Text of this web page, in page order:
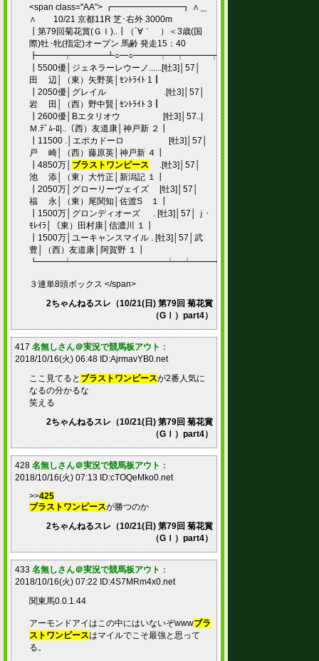
<span class="AA"> ┏━━━━━━━━┓ ∧＿
∧ 10/21 京都11R 芝･右外 3000m
┃第79回菊花賞(ＧＩ)..┃（´∀｀ ）＜3歳(国
際)牡･牝(指定)オープン 馬齢 発走15：40
┣━━━┯━━━━┻○━○━━━┯━┯━━━┯━━━━━┯━━━━┓
┃5500優│ジェネラーレウーノ......[牡3]│57│
田 辺│（東）矢野英│ｾﾝﾄﾗｲﾄ 1┃
┃2050優│グレイル .[牡3]│57│
岩 田│（西）野中賢│ｾﾝﾄﾗｲﾄ 3┃
┃2600優│Bエタリオウ [牡3]│57..|
Ｍ.ﾃﾞﾑ-ﾛ|..（西）友道康│神戸新 ２┃
┃11500 .│エポカドーロ [牡3]│57│
戸 崎│（西）藤原英│神戸新 ４┃
┃4850万│ ブラストワンピース .[牡3]│57│
池 添│（東）大竹正│新潟記 １┃
┃2050万│グローリーヴェイズ [牡3]│57│
福 永│（東）尾関知│佐渡S １┃
┃1500万│グロンディオーズ . [牡3]│57│ｊ･
ﾓﾚｲﾗ│（東）田村康│信濃川 １┃
┃1500万│ユーキャンスマイル . [牡3]│57│武
豊│（西）友道康│阿賀野 １┃
┗━━━┷━━━━━━━━━━━┷━┷━━━┷━━━━━┷━━━━┛
３連単8頭ボックス </span>
2ちゃんねるスレ（10/21(日) 第79回 菊花賞
（GⅠ）part4）
417 名無しさん＠実況で競馬板アウト ：
2018/10/16(火) 06:48 ID:AjrmavYB0.net
ここ見てると ブラストワンピースが2番人気に
なるの分かるな
笑える
2ちゃんねるスレ（10/21(日) 第79回 菊花賞
（GⅠ）part4）
428 名無しさん＠実況で競馬板アウト ：
2018/10/16(火) 07:13 ID:cTOQeMko0.net
>>425
ブラストワンピースが勝つのか
2ちゃんねるスレ（10/21(日) 第79回 菊花賞
（GⅠ）part4）
433 名無しさん＠実況で競馬板アウト ：
2018/10/16(火) 07:22 ID:4S7MRm4x0.net
関東馬0.0.1.44
アーモンドアイはこの中にはいないぞwwwブラ
ストワンピースはマイルでこそ最強と思って
る。